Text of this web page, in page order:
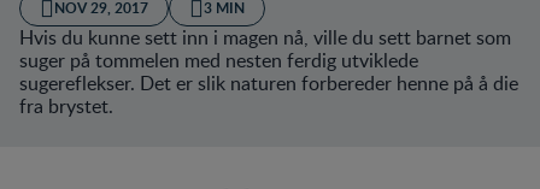
NOV 29, 2017 3 MIN
Hvis du kunne sett inn i magen nå, ville du sett barnet som
suger på tommelen med nesten ferdig utviklede
sugereflekser. Det er slik naturen forbereder henne på å die
fra brystet.